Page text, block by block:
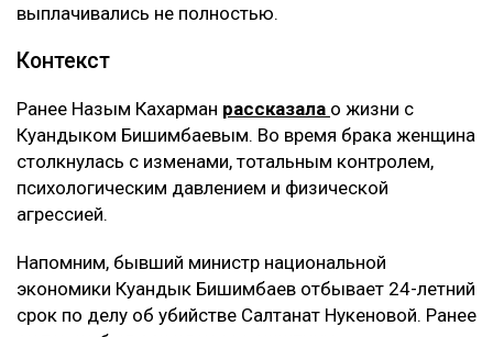
выплачивались не полностью.
Контекст
Ранее Назым Кахарман рассказала о жизни с
Куандыком Бишимбаевым. Во время брака женщина
столкнулась с изменами, тотальным контролем,
психологическим давлением и физической
агрессией.
Напомним, бывший министр национальной
экономики Куандык Бишимбаев отбывает 24-летний
срок по делу об убийстве Салтанат Нукеновой. Ранее